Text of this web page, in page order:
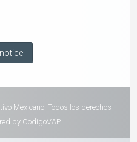
Mexicano. Todos los derechos
by CodigoVAP